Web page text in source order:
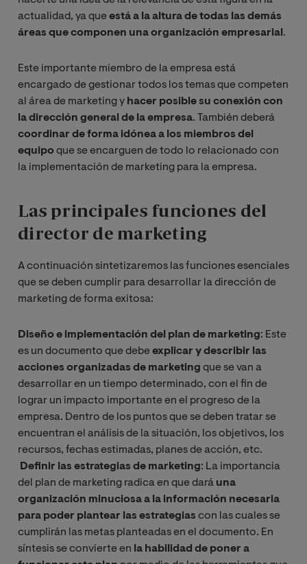
actualidad, ya queestá a la altura de todas las demás
áreas que componen una organización empresarial.
Este importante miembro de la empresa está
encargado de gestionar todos los temas que competen
al área de marketing y hacer posible su conexión con
la dirección general de la empresa. También deberá
coordinar de forma idónea a los miembros del
equipoque se encarguen de todo lo relacionado con
la implementación de marketing para la empresa.
Las principales funciones del
director de marketing
A continuación sintetizaremos las funciones esenciales
que se deben cumplir para desarrollar la dirección de
marketing de forma exitosa:
Diseño e implementación del plan de marketing: Este
es un documento que debeexplicar y describir las
acciones organizadas de marketing que se van a
desarrollar en un tiempo determinado, con el fin de
lograr un impacto importante en el progreso de la
empresa. Dentro de los puntos que se deben tratar se
encuentran el análisis de la situación, los objetivos, los
recursos, fechas estimadas, planes de acción, etc.
Definir las estrategias de marketing: La importancia
del plan de marketing radica en que dará una
organización minuciosa a la información necesaria
para poder plantear las estrategias con las cuales se
cumplirán las metas planteadas en el documento. En
síntesis se convierte en la habilidad de poner a